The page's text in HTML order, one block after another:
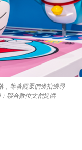
，等著觀眾們邊拍邊尋
聯合數位文創提供